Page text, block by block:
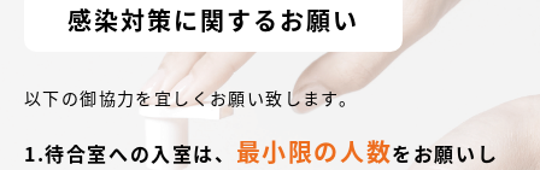
感染対策に関するお願い
以下の御協力を宜しくお願い致します。
1.待合室への入室は、 最小限の人数をお願いし